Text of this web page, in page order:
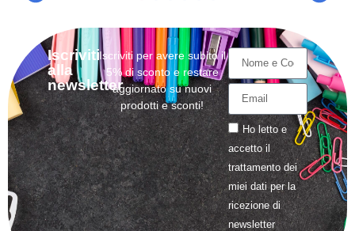
Iscriviti
alla
newsletter
Iscriviti per avere subito il
5% di sconto e restare
aggiornato su nuovi
prodotti e sconti!
Ho letto e
accetto il
trattamentodei
miei dati per la
ricezione di
newsletter